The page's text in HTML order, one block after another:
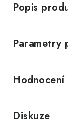
Popis
Parametry
Diskuze